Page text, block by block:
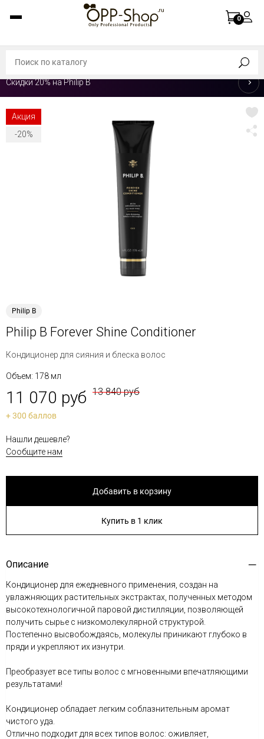
0
Скидки 20% на Philip B
Акция
-20%
Philip B
Philip B Forever Shine Conditioner
Кондиционер для сияния и блеска волос
Объем: 178 мл
11 070 руб 13 840 руб
+ 300 баллов
Нашли дешевле?
Сообщите нам
Добавить в корзину
Купить в 1 клик
Описание
Кондиционер для ежедневного применения, создан на
увлажняющих растительных экстрактах, полученных методом
высокотехнологичной паровой дистилляции, позволяющей
получить сырье с низкомолекулярной структурой.
Постепенно высвобождаясь, молекулы приникают глубоко в
пряди и укрепляют их изнутри.
Преобразует все типы волос с мгновенными впечатляющими
результатами!
Кондиционер обладает легким соблазнительным аромат
чистого уда.
Отлично подходит для всех типов волос: оживляет,